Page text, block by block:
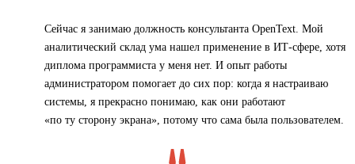
Сейчас я занимаю должность консультанта OpenText. Мой
аналитический склад ума нашел применение в ИТ-сфере, хотя
диплома программиста у меня нет. И опыт работы
администратором помогает до сих пор: когда я настраиваю
системы, я прекрасно понимаю, как они работают
«по ту сторону экрана», потому что сама была пользователем.